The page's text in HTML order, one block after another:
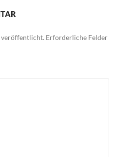
veröffentlicht. Erforderliche Felder